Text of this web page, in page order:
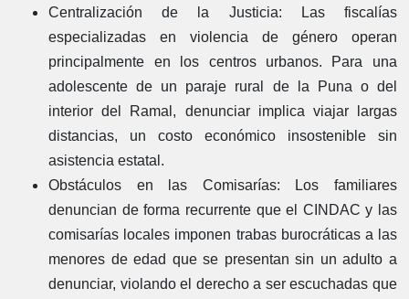
Centralización de la Justicia: Las fiscalías
especializadas en violencia de género operan
principalmente en los centros urbanos. Para una
adolescente de un paraje rural de la Puna o del
interior del Ramal, denunciar implica viajar largas
distancias, un costo económico insostenible sin
asistencia estatal.
Obstáculos en las Comisarías: Los familiares
denuncian de forma recurrente que el CINDAC y las
comisarías locales imponen trabas burocráticas a las
menores de edad que se presentan sin un adulto a
denunciar, violando el derecho a ser escuchadas que